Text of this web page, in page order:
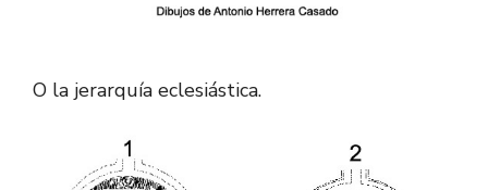
O la jerarquía eclesiástica.